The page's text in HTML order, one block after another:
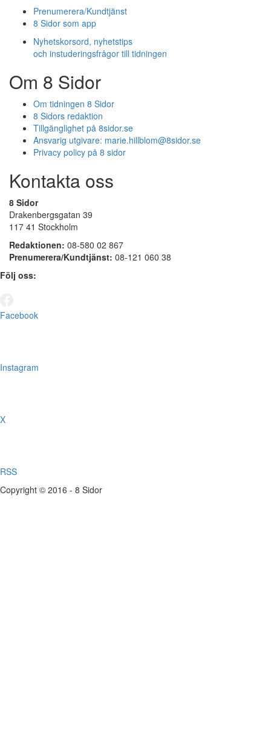
Prenumerera/Kundtjänst
8 Sidor som app
Nyhetskorsord, nyhetstips
och instuderingsfrågor till tidningen
Om 8 Sidor
Om tidningen 8 Sidor
8 Sidors redaktion
Tillgänglighet på 8sidor.se
Ansvarig utgivare: marie.hillblom@8sidor.se
Privacy policy på 8 sidor
Kontakta oss
8 Sidor
Drakenbergsgatan 39
117 41 Stockholm
Redaktionen: 08-580 02 867
Prenumerera/Kundtjänst: 08-121 060 38
Följ oss:
Facebook
Instagram
X
RSS
Copyright © 2016 - 8 Sidor